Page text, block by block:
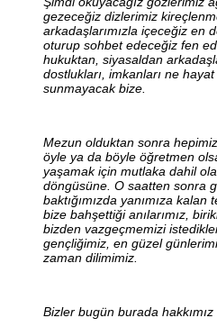
gezeceğiz dizlerimiz
arkadaşlarımızla içeceğiz en
oturup sohbet edeceğiz fen
hukuktan, siyasaldan
dostlukları, imkanları ne
sunmayacak bize.
Mezun olduktan sonra hepimiz
öyle ya da böyle öğretmen
yaşamak için mutlaka dahil
döngüsüne. O saatten sonra
baktığımızda yanımıza
bize bahşettiği anılarımız,
bizden vazgeçmemizi
gençliğimiz, en güzel
zaman dilimimiz.
Bizler bugün burada